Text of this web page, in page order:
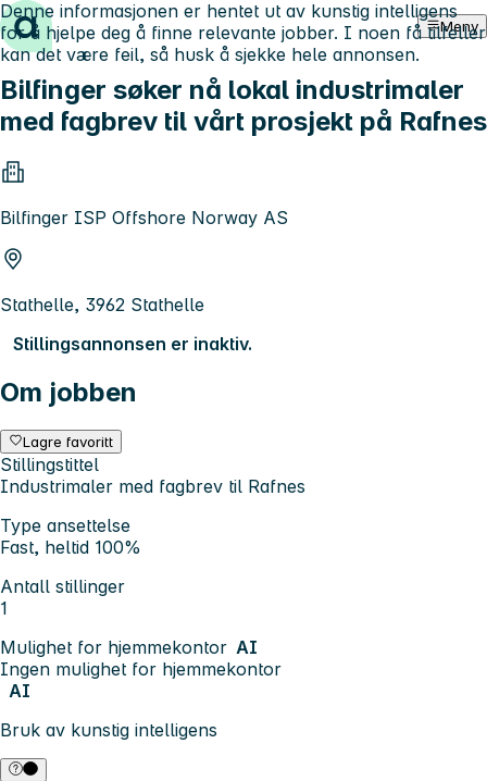
Hopp til innhold Meny
Bilfinger søker nå lokal industrimaler
med fagbrev til vårt prosjekt på Rafnes
Bilfinger ISP Offshore Norway AS
Stathelle, 3962 Stathelle
Stillingsannonsen er inaktiv.
Om jobben
Lagre favoritt
Stillingstittel
Industrimaler med fagbrev til Rafnes
Type ansettelse
Fast, heltid 100%
Antall stillinger
1
Mulighet for hjemmekontor AI
Ingen mulighet for hjemmekontor
AI
Bruk av kunstig intelligens
Denne informasjonen er hentet ut av kunstig intelligens
for å hjelpe deg å finne relevante jobber. I noen få tilfeller
kan det være feil, så husk å sjekke hele annonsen.